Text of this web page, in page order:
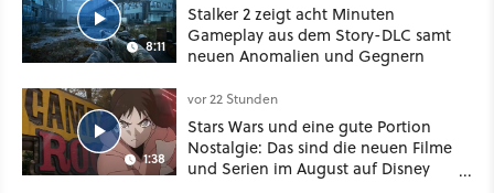
8:11
Stalker 2 zeigt acht Minuten
Gameplay aus dem Story-DLC samt
neuen Anomalien und Gegnern
1:38
vor 22 Stunden
Stars Wars und eine gute Portion
Nostalgie: Das sind die neuen Filme
und Serien im August auf Disney